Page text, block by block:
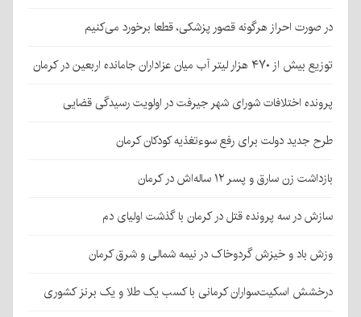
در صورت احراز هرگونه قصور پزشکی، قطعا برخورد می‌کنیم
توزیع بیش از ۴۷۰ هزار لیتر آب میان عزاداران جامانده اربعین در کرمان
پرونده اختلافات شورای شهر جیرفت در اولویت رسیدگی قضایی
طرح جدید دولت برای رفع سوءتغذیه کودکان کرمان
بازداشت زن سارق و پسر ۱۲ ساله‌اش در کرمان
سازش در سه پرونده قتل در کرمان با گذشت اولیای دم
وزش باد و خیزش گردوخاک در نیمه شمالی و شرق کرمان
درخشش اسکیت‌سواران کرمانی با کسب یک طلا و یک برنز کشوری